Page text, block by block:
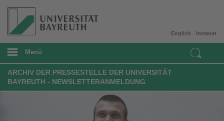
Intranet
English
Menü
ARCHIV DER PRESSESTELLE DER UNIVERSITÄT
BAYREUTH - NEWSLETTERANMELDUNG